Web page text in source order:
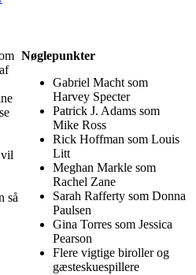
vil
så
Nøglepunkter
Gabriel Macht som
Harvey Specter
Patrick J. Adams som
Mike Ross
Rick Hoffman som Louis
Litt
Meghan Markle som
Rachel Zane
Sarah Rafferty som Donna
Paulsen
Gina Torres som Jessica
Pearson
Flere vigtige biroller og
gæsteskuespillere